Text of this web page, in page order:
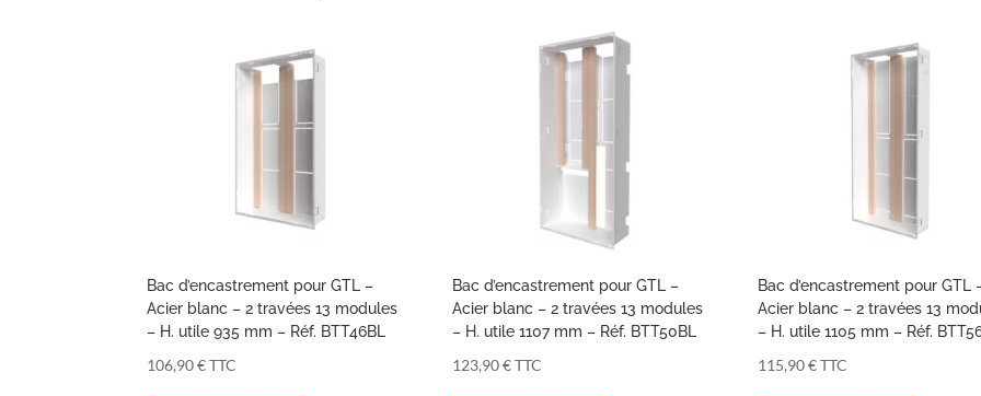
Bac d’encastrement pour GTL –
Acier blanc – 2 travées 13 modules
– H. utile 935 mm – Réf. BTT46BL
106,90€ TTC
Bac d’encastrement pour GTL –
Acier blanc – 2 travées 13 modules
– H. utile 1107 mm – Réf. BTT50BL
123,90€TTC
Bac d’encastrement pour GTL
Acier blanc – 2 travées 13
– H. utile 1105 mm – Réf.
115,90€TTC